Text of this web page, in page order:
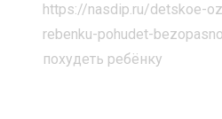
https://nasdip.ru/detskoe-
rebenku-pohudet-
похудеть ребёнку